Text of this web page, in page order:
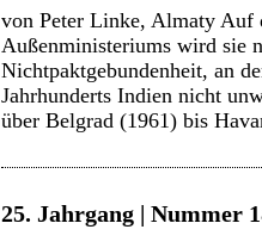
von Peter Linke, Almaty Auf
Außenministeriums wird sie
Nichtpaktgebundenheit, an
Jahrhunderts Indien nicht
über Belgrad (1961) bis
25. Jahrgang | Nummer